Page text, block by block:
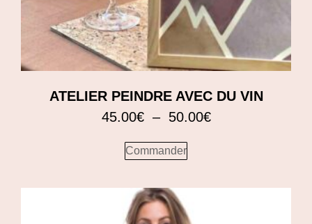
ATELIER PEINDRE AVEC DU VIN
45.00€ – 50.00€
Commander